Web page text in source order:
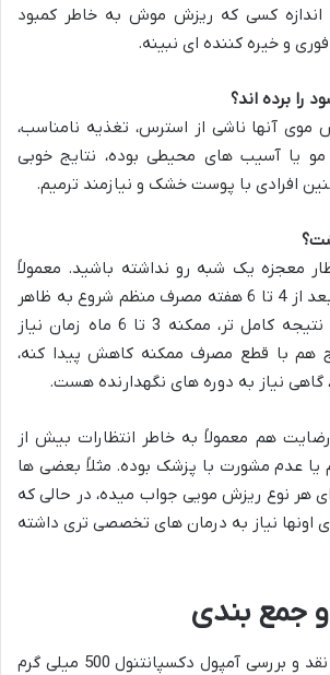
اندازه کسی که ریزش موش به خاطر کمبود
و خیره کننده ای نبینه.
را برده اند؟
موی آنها ناشی از استرس، تغذیه نامناسب،
یا آسیب های محیطی بوده، نتایج خوبی
افرادی با پوست خشک و نیازمند ترمیم.
معجزه یک شبه رو نداشته باشید. معمولاً
نتایج قابل مشاهده بعد از 4 تا 6 هفته مصرف منظم شروع به ظاهر
شدن می کنن و برای نتیجه کامل تر، ممکنه 3 تا 6 ماه زمان نیاز
هم با قطع مصرف ممکنه کاهش پیدا کنه،
گاهی نیاز به دوره های نگهدارنده هست.
هم معمولاً به خاطر انتظارات بیش از
عدم مشورت با پزشک بوده. مثلاً بعضی ها
هر نوع ریزش مویی جواب میده، در حالی که
نیاز به درمان های تخصصی تری داشته
جمع بندی
خب، به انتهای مسیر نقد و بررسی آمپول دکسپانتنول 500 میلی گرم